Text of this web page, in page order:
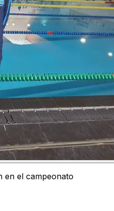
en el campeonato